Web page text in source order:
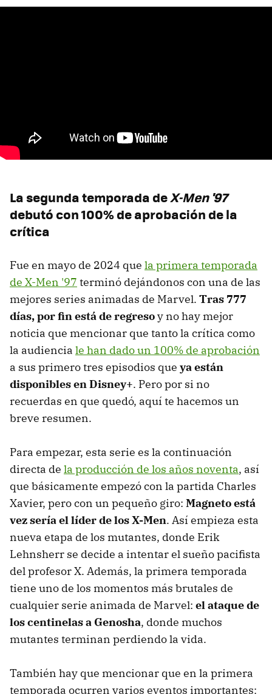
La segunda temporada deX-Men '97
debutó con 100% de aprobación de la
crítica
Fue en mayo de 2024 que la primera temporada
de X-Men '97 terminó dejándonos con una de las
mejores series animadas de Marvel. Tras 777
días, por fin está de regresoy no hay mejor
noticia que mencionar que tanto la crítica como
la audiencia le han dado un 100% de aprobación
a sus primero tres episodios que ya están
disponibles en Disney+. Pero por si no
recuerdas en que quedó, aquí te hacemos un
breve resumen.
Para empezar, esta serie es la continuación
directa de la producción de los años noventa, así
que básicamente empezó con la partida Charles
Xavier, pero con un pequeño giro: Magneto está
vez sería el líder de los X-Men. Así empieza esta
nueva etapa de los mutantes, donde Erik
Lehnsherr se decide a intentar el sueño pacifista
del profesor X. Además, la primera temporada
tiene uno de los momentos más brutales de
cualquier serie animada de Marvel: el ataque de
los centinelas a Genosha, donde muchos
mutantes terminan perdiendo la vida.
También hay que mencionar que en la primera
temporada ocurren varios eventos importantes: